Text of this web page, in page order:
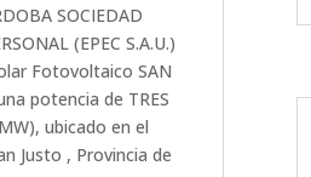
SOCIEDAD
(EPEC S.A.U.)
Fotovoltaico SAN
potencia de TRES
ubicado en el
Justo , Provincia de